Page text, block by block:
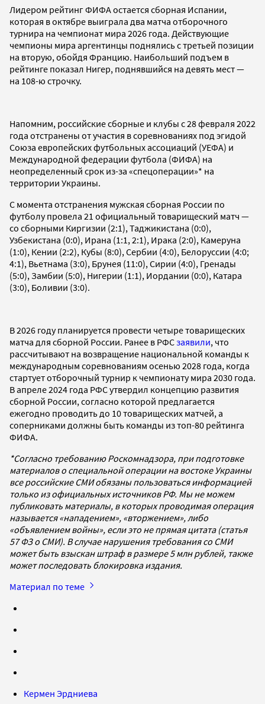
Лидером рейтинг ФИФА остается сборная Испании,
которая в октябре выиграла два матча отборочного
турнира на чемпионат мира 2026 года. Действующие
чемпионы мира аргентинцы поднялись с третьей позиции
на вторую, обойдя Францию. Наибольший подъем в
рейтинге показал Нигер, поднявшийся на девять мест —
на 108-ю строчку.
Напомним, российские сборные и клубы с 28 февраля 2022
года отстранены от участия в соревнованиях под эгидой
Союза европейских футбольных ассоциаций (УЕФА) и
Международной федерации футбола (ФИФА) на
неопределенный срок из-за «спецоперации»* на
территории Украины.
С момента отстранения мужская сборная России по
футболу провела 21 официальный товарищеский матч —
со сборными Киргизии (2:1), Таджикистана (0:0),
Узбекистана (0:0), Ирана (1:1, 2:1), Ирака (2:0), Камеруна
(1:0), Кении (2:2), Кубы (8:0), Сербии (4:0), Белоруссии (4:0;
4:1), Вьетнама (3:0), Брунея (11:0), Сирии (4:0), Гренады
(5:0), Замбии (5:0), Нигерии (1:1), Иордании (0:0), Катара
(3:0), Боливии (3:0).
В 2026 году планируется провести четыре товарищеских
матча для сборной России. Ранее в РФСзаявили, что
рассчитывают на возвращение национальной команды к
международным соревнованиям осенью 2028 года, когда
стартует отборочный турнир к чемпионату мира 2030 года.
В апреле 2024 года РФС утвердил концепцию развития
сборной России, согласно которой предлагается
ежегодно проводить до 10 товарищеских матчей, а
соперниками должны быть команды из топ-80 рейтинга
ФИФА.
*Согласно требованию Роскомнадзора, при подготовке
материалов о специальной операции на востоке Украины
все российские СМИ обязаны пользоваться информацией
только из официальных источников РФ. Мы не можем
публиковать материалы, в которых проводимая операция
называется «нападением», «вторжением», либо
«объявлением войны», если это не прямая цитата (статья
57 ФЗ о СМИ). В случае нарушения требования со СМИ
может быть взыскан штраф в размере 5 млн рублей, также
может последовать блокировка издания.
Материал по теме
Кермен Эрдниева